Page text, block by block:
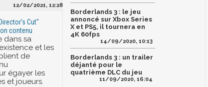
12/02/2021, 12:28
Cut"
contenu
dans sa
et les
de
égayer les
et joueurs.
Borderlands 3 : le jeu
annoncé sur Xbox Series
X et PS5, il tournera en
4K 60fps
14/09/2020, 10:13
Borderlands 3 : un trailer
déjanté pour le
quatrième DLC du jeu
11/09/2020, 16:04